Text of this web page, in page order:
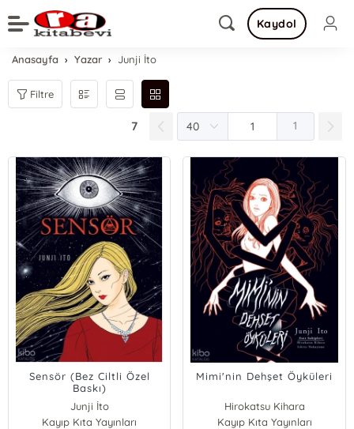
Kaydol
Anasayfa Yazar Junji İto
Filtre
7 1
Sensör (Bez Ciltli Özel
Baskı)
Junji İto
Kayıp Kıta Yayınları
Mimi'nin Dehşet Öyküleri
Hirokatsu Kihara
İchiro Nakayama
Kayıp Kıta Yayınları